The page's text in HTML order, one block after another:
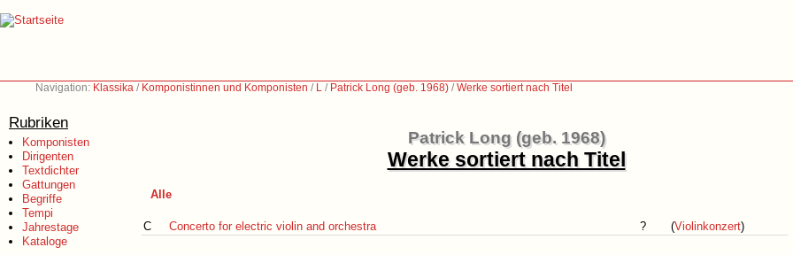
Navigation: Klassika / Komponistinnen und Komponisten / L / Patrick Long (geb. 1968) /Werke sortiert nach Titel
Rubriken
Komponisten
Dirigenten
Textdichter
Gattungen
Begriffe
Tempi
Jahrestage
Kataloge
Patrick Long (geb. 1968)
Werke sortiert nach Titel
Alle
C Concerto for electric violin and orchestra ? (Violinkonzert)